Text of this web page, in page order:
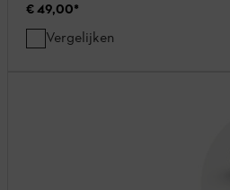
€ 49,00*
Vergelijken